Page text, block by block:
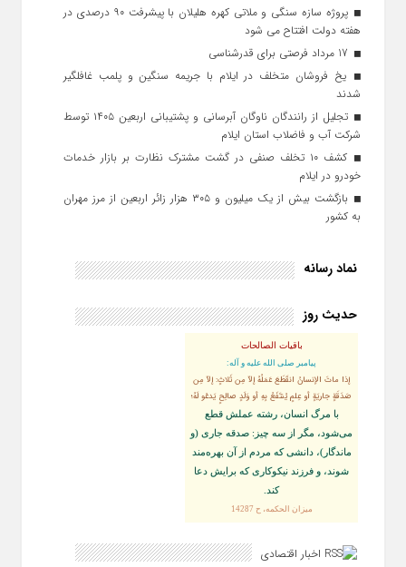
پروژه سازه سنگی و ملاتی کهره هلیلان با پیشرفت ۹۰ درصدی در
هفته دولت افتتاح می شود
یخ‌ فروشان متخلف در ایلام با جریمه سنگین و پلمب غافلگیر
شدند
تجلیل از رانندگان ناوگان آبرسانی و پشتیبانی اربعین ۱۴۰۵ توسط
شرکت آب و فاضلاب استان ایلام
کشف ۱۰ تخلف صنفی در گشت مشترک نظارت بر بازار خدمات
خودرو در ایلام
بازگشت بیش از یک میلیون و ۳۰۵ هزار زائر اربعین از مرز مهران
به کشور
نماد رسانه
حدیث روز
باقیات الصالحات
پيامبر صلى‏ الله‏ عليه ‏و‏ آله:
إذا ماتَ الإنسانُ انقَطَعَ عَمَلُهُ إلاّ مِن ثَلاثٍ: إلاّ مِن
صَدَقَةٍ جاريَةٍ أو عِلمٍ يُنتَفَعُ بِهِ أو وَلَدٍ صالِحٍ يَدعُو لَهُ؛
با مرگ انسان، رشته عملش قطع
مى‌شود، مگر از سه چيز: صدقه جارى (و
ماندگار)، دانشى كه مردم از آن بهره‏‌مند
شوند، و فرزند نيكوكارى كه برايش دعا
كند.
ميزان الحكمه، ح 14287
اخبار اقتصادی